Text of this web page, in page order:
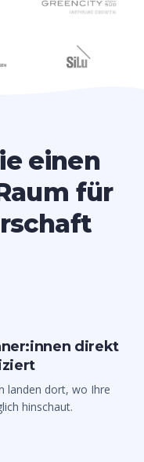
einen
für
direkt
landen dort, wo Ihre
hinschaut.